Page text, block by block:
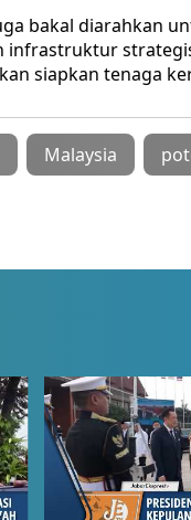
bakal diarahkan
siapkan tenaga
Malaysia